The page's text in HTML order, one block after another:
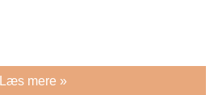
Læs mere »